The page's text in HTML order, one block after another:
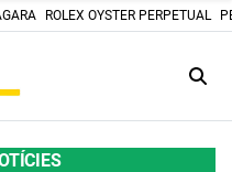
ROLEX OYSTER PERPETUAL